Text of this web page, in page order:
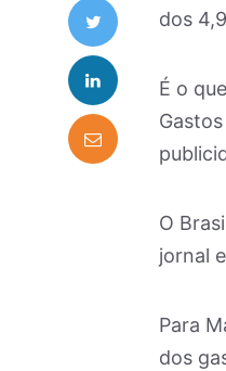
dos
É o
O
jornal
Para
dos